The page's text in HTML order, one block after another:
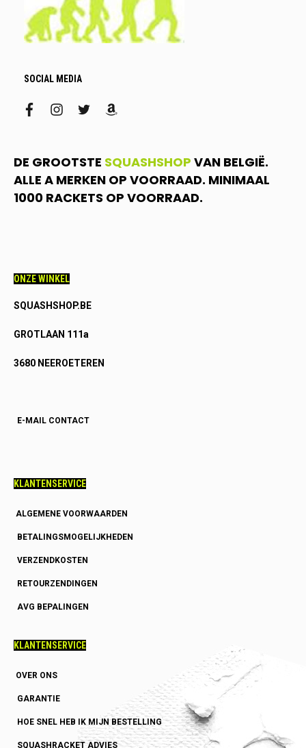
SOCIAL MEDIA
facebookinstagram
twitteramazon
DE GROOTSTE SQUASHSHOP VAN BELGIË.
ALLE A MERKEN OP VOORRAAD. MINIMAAL
1000 RACKETS OP VOORRAAD.
ONZE WINKEL
SQUASHSHOP.BE
GROTLAAN 111a
3680 NEEROETEREN
E-MAIL CONTACT
KLANTENSERVICE
ALGEMENE VOORWAARDEN
BETALINGSMOGELIJKHEDEN
VERZENDKOSTEN
RETOURZENDINGEN
AVG BEPALINGEN
KLANTENSERVICE
OVER ONS
GARANTIE
HOE SNEL HEB IK MIJN BESTELLING
SQUASHRACKET ADVIES